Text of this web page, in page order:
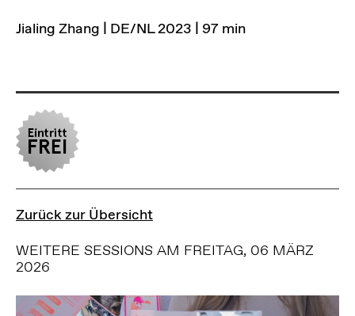
Jialing Zhang | DE/NL 2023 | 97 min
Zurück zur Übersicht
WEITERE SESSIONS AM FREITAG, 06 MÄRZ
2026